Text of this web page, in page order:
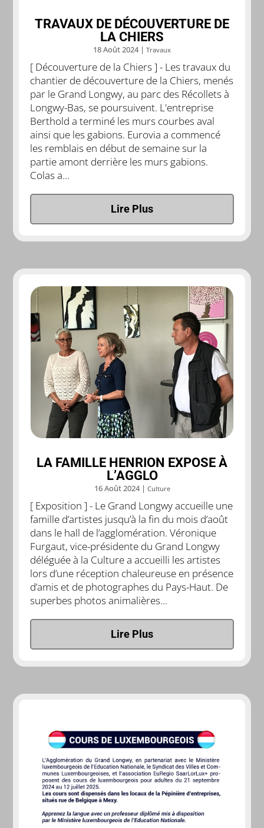
TRAVAUX DE DÉCOUVERTURE DE
LA CHIERS
18 Août 2024| Travaux
[ Découverture de la Chiers ] - Les travaux du
chantier de découverture de la Chiers, menés
par le Grand Longwy, au parc des Récollets à
Longwy-Bas, se poursuivent. L'entreprise
Berthold a terminé les murs courbes aval
ainsi que les gabions. Eurovia a commencé
les remblais en début de semaine sur la
partie amont derrière les murs gabions.
Colas a...
Lire Plus
LA FAMILLE HENRION EXPOSE À
L’AGGLO
16 Août 2024| Culture
[ Exposition ] - Le Grand Longwy accueille une
famille d’artistes jusqu’à la fin du mois d’août
dans le hall de l’agglomération. Véronique
Furgaut, vice-présidente du Grand Longwy
déléguée à la Culture a accueilli les artistes
lors d’une réception chaleureuse en présence
d’amis et de photographes du Pays-Haut. De
superbes photos animalières...
Lire Plus